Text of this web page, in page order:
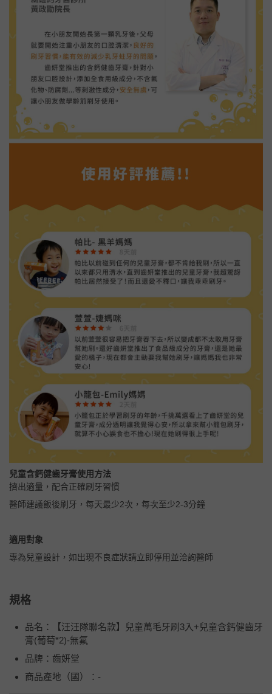
兒童含鈣健齒牙膏使用方法
擠出適量，配合正確刷牙習慣
醫師建議飯後刷牙，每天最少2次，每次至少2-3分鐘
適用對象
專為兒童設計，如出現不良症狀請立即停用並洽詢醫師
規格
品名：【汪汪隊聯名款】兒童萬毛牙刷3入+兒童含鈣健齒牙
膏(葡萄*2)-無氟
品牌：齒妍堂
商品產地（國）：-